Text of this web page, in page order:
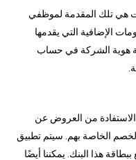
هي تلك المقدمة لموظفي
الإضافية التي يقدمها
هوية الشركة في حساب
من العروض عن
الخاصة بهم. سيتم تطبيق
هذا البنك. يمكننا أيضًا